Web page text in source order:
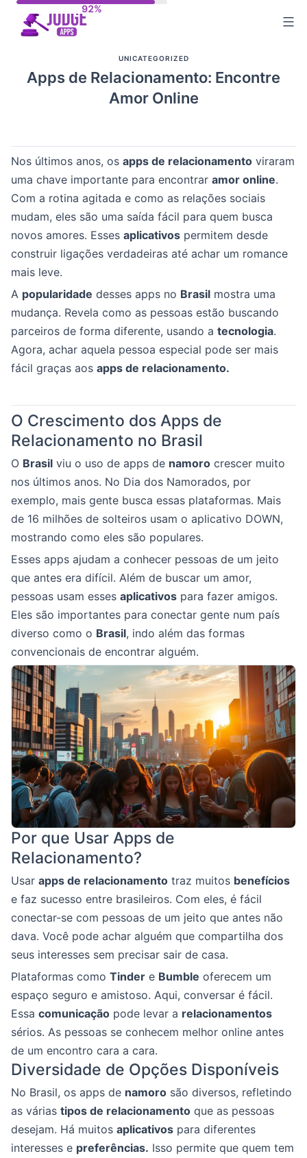
UNICATEGORIZED
Apps de Relacionamento: Encontre
Amor Online
Nos últimos anos, os apps de relacionamento viraram
uma chave importante para encontrar amor online.
Com a rotina agitada e como as relações sociais
mudam, eles são uma saída fácil para quem busca
novos amores. Esses aplicativos permitem desde
construir ligações verdadeiras até achar um romance
mais leve.
A popularidade desses apps no Brasil mostra uma
mudança. Revela como as pessoas estão buscando
parceiros de forma diferente, usando a tecnologia.
Agora, achar aquela pessoa especial pode ser mais
fácil graças aos apps de relacionamento.
O Crescimento dos Apps de
Relacionamento no Brasil
O Brasil viu o uso de apps de namoro crescer muito
nos últimos anos. No Dia dos Namorados, por
exemplo, mais gente busca essas plataformas. Mais
de 16 milhões de solteiros usam o aplicativo DOWN,
mostrando como eles são populares.
Esses apps ajudam a conhecer pessoas de um jeito
que antes era difícil. Além de buscar um amor,
pessoas usam esses aplicativos para fazer amigos.
Eles são importantes para conectar gente num país
diverso como o Brasil, indo além das formas
convencionais de encontrar alguém.
Por que Usar Apps de
Relacionamento?
Usar apps de relacionamento traz muitos benefícios
e faz sucesso entre brasileiros. Com eles, é fácil
conectar-se com pessoas de um jeito que antes não
dava. Você pode achar alguém que compartilha dos
seus interesses sem precisar sair de casa.
Plataformas como Tinder e Bumble oferecem um
espaço seguro e amistoso. Aqui, conversar é fácil.
Essa comunicação pode levar a relacionamentos
sérios. As pessoas se conhecem melhor online antes
de um encontro cara a cara.
Diversidade de Opções Disponíveis
No Brasil, os apps de namoro são diversos, refletindo
as várias tipos de relacionamento que as pessoas
desejam. Há muitos aplicativos para diferentes
interesses e preferências. Isso permite que quem tem